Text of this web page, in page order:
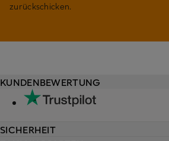
zurückschicken.
KUNDENBEWERTUNG
SICHERHEIT